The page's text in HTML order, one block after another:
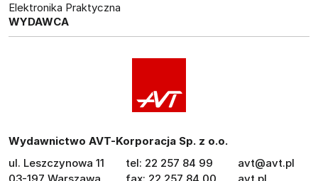
Elektronika Praktyczna
WYDAWCA
Wydawnictwo AVT-Korporacja Sp. z o.o.
ul. Leszczynowa 11
tel: 22 257 84 99
avt@avt.pl